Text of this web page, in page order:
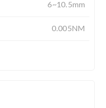
6~10.5mm
0.005NM